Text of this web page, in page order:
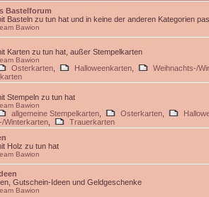
Bastelforum
Basteln zu tun hat und in keine der anderen Kategorien
Bawion
Karten zu tun hat, außer Stempelkarten
Bawion
Osterkarten Halloweenkarten
Weihnachts-/
Stempeln zu tun hat
Bawion
allgemeine Stempelkarten Osterkarten
Winterkarten
Trauerkarten
Holz zu tun hat
Bawion
Gutschein-Ideen und Geldgeschenke
Bawion